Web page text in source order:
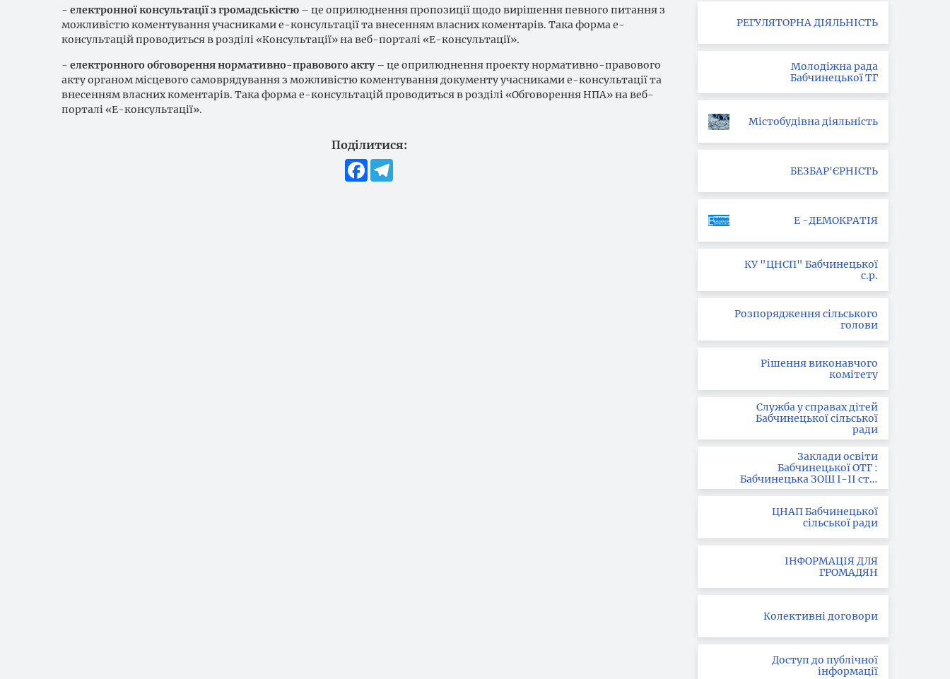
- електронної консультації з громадськістю – це оприлюднення пропозиції щодо вирішення певного питання з
можливістю коментування учасниками е-консультації та внесенням власних коментарів. Така форма е-
консультацій проводиться в розділі «Консультації» на веб-порталі «Е-консультації».
- електронного обговорення нормативно-правового акту– це оприлюднення проекту нормативно-правового
акту органом місцевого самоврядування з можливістю коментування документу учасниками е-консультації та
внесенням власних коментарів. Така форма е-консультацій проводиться в розділі «Обговорення НПА» на веб-
порталі «Е-консультації».
Поділитися:
Facebook
РЕГУЛЯТОРНА ДІЯЛЬНІСТЬ
Молодіжна рада
Бабчинецької ТГ
Містобудівна діяльність
БЕЗБАР'ЄРНІСТЬ
Е -ДЕМОКРАТІЯ
КУ "ЦНСП" Бабчинецької
с.р.
Розпорядження сільського
голови
Рішення виконавчого
комітету
Служба у справах дітей
Бабчинецької сільської
ради
Заклади освіти
Бабчинецької ОТГ :
Бабчинецька ЗОШ І-ІІ ст. ;
Вила-Ярузька ЗОШ І-ІІІ
ЦНАП Бабчинецької
сільської ради
ІНФОРМАЦІЯ ДЛЯ
ГРОМАДЯН
Колективні договори
Доступ до публічної
інформації